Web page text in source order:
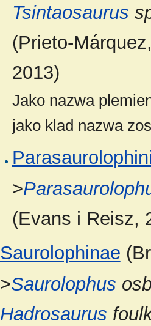
Tsintaosaurus
(Prieto-
2013)
Jako nazwa
jako klad nazwa
>
(Evans i Reisz,
Saurolophinae
>Saurolophus
Hadrosaurus